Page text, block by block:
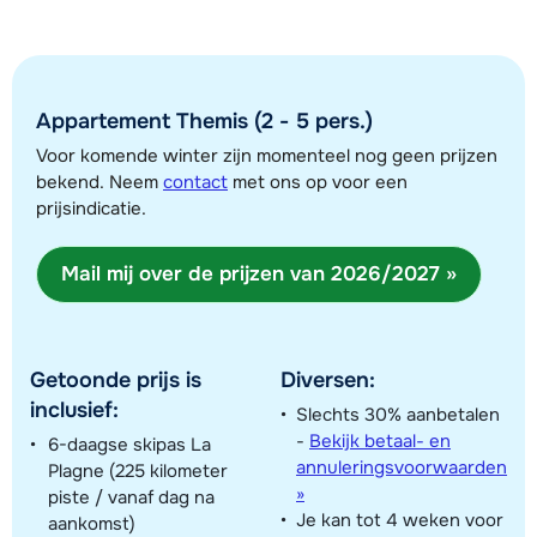
Bekijk kaart
Appartement Themis (2 - 5 pers.)
Voor komende winter zijn momenteel nog geen prijzen
bekend. Neem contact met ons op voor een
prijsindicatie.
Mail mij over de prijzen van 2026/2027 »
Getoonde prijs is
inclusief:
6-daagse skipas La
Plagne (225 kilometer
piste / vanaf dag na
aankomst)
Diversen:
Slechts 30% aanbetalen
- Bekijk betaal- en
annuleringsvoorwaarden
»
Je kan tot 4 weken voor